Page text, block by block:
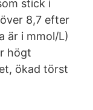
stick i
8,7 efter
är i mmol/L)
högt
ökad törst